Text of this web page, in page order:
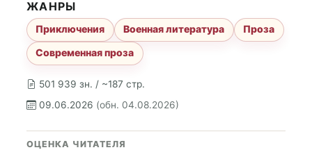
501 939 зн. / ~187 стр.
09.06.2026 (обн. 04.08.2026)
ЖАНРЫ
Приключения Военная литература
Проза
Современная проза
ОЦЕНКА ЧИТАТЕЛЯ